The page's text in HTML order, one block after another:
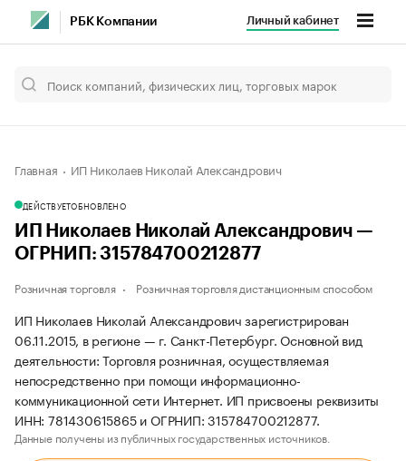
РБК Компании Личный кабинет
Главная ИП Николаев Николай Александрович
ДЕЙСТВУЕТОБНОВЛЕНО
ИП Николаев Николай Александрович —
ОГРНИП: 315784700212877
Розничная торговля Розничная торговля дистанционным способом
ИП Николаев Николай Александрович зарегистрирован
06.11.2015, в регионе — г. Санкт-Петербург. Основной вид
деятельности: Торговля розничная, осуществляемая
непосредственно при помощи информационно-
коммуникационной сети Интернет. ИП присвоены реквизиты
ИНН: 781430615865 и ОГРНИП: 315784700212877.
Данные получены из публичных государственных источников.